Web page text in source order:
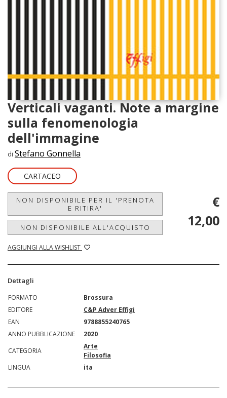
Verticali vaganti. Note a margine
sulla fenomenologia
dell'immagine
di Stefano Gonnella
CARTACEO
NON DISPONIBILE PER IL 'PRENOTA
E RITIRA'
NON DISPONIBILE ALL'ACQUISTO
AGGIUNGI ALLA WISHLIST
€
12,00
Dettagli
FORMATO
Brossura
EDITORE
C&P Adver Effigi
EAN
9788855240765
ANNO PUBBLICAZIONE
2020
CATEGORIA
Arte
Filosofia
LINGUA
ita